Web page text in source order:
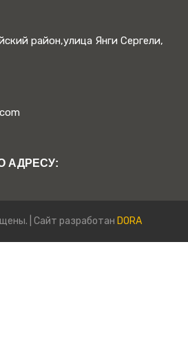
район,улица Янги Сергели,
АДРЕСУ:
| Сайт разработан DORA